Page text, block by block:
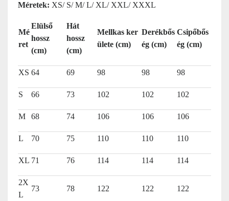
Méretek: XS/ S/ M/ L/ XL/ XXL/ XXXL
Mé
ret
Elülső
hossz
(cm)
Hát
hossz
(cm)
Mellkas ker
ülete (cm)
Derékbős
ég (cm)
Csipőbős
ég (cm)
XS 64 69 98 98 98
S 66 73 102 102 102
M 68 74 106 106 106
L 70 75 110 110 110
XL 71 76 114 114 114
2X
L
73 78 122 122 122